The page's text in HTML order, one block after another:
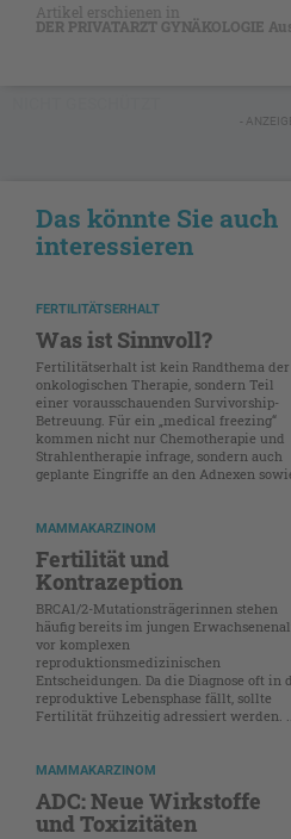
Artikel erschienen in
DER PRIVATARZT GYNÄKOLOGIE
-
Das könnte Sie auch
interessieren
FERTILITÄTSERHALT
Was ist Sinnvoll?
Fertilitätserhalt ist kein Randthema der
onkologischen Therapie, sondern Teil
einer vorausschauenden Survivorship-
Betreuung. Für ein „medical freezing“
kommen nicht nur Chemotherapie und
Strahlentherapie infrage, sondern auch
geplante Eingriffe an den Adnexen sowie
MAMMAKARZINOM
Fertilität und
Kontrazeption
BRCA1/2-Mutationsträgerinnen stehen
häufig bereits im jungen
vor komplexen
reproduktionsmedizinischen
Entscheidungen. Da die Diagnose oft in
reproduktive Lebensphase fällt, sollte
Fertilität frühzeitig adressiert werden. ...
MAMMAKARZINOM
ADC: Neue Wirkstoffe
und Toxizitäten